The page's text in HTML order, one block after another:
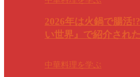
2026年は火鍋で腸活
い世界』で紹介され
中華料理を学ぶ